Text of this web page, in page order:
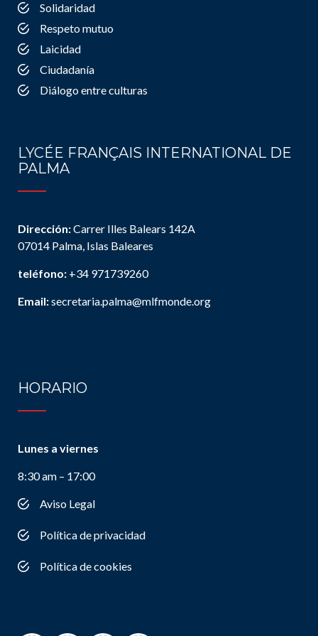
Solidaridad
Respeto mutuo
Laicidad
Ciudadanía
Diálogo entre culturas
LYCÉE FRANÇAIS INTERNATIONAL DE
PALMA
Dirección:Carrer Illes Balears 142A
07014 Palma, Islas Baleares
teléfono: +34 971739260
Email:secretaria.palma@mlfmonde.org
HORARIO
Lunes a viernes
8:30 am – 17:00
Aviso Legal
Política de privacidad
Política de cookies